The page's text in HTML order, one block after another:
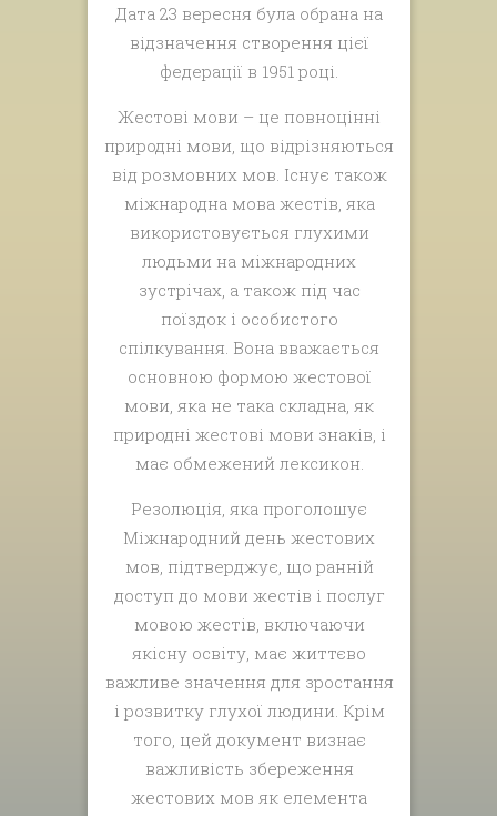
Дата 23 вересня була обрана на
відзначення створення цієї
федерації в 1951 році.
Жестові мови – це повноцінні
природні мови, що відрізняються
від розмовних мов. Існує також
міжнародна мова жестів, яка
використовується глухими
людьми на міжнародних
зустрічах, а також під час
поїздок і особистого
спілкування. Вона вважається
основною формою жестової
мови, яка не така складна, як
природні жестові мови знаків, і
має обмежений лексикон.
Резолюція, яка проголошує
Міжнародний день жестових
мов, підтверджує, що ранній
доступ до мови жестів і послуг
мовою жестів, включаючи
якісну освіту, має життєво
важливе значення для зростання
і розвитку глухої людини. Крім
того, цей документ визнає
важливість збереження
жестових мов як елемента